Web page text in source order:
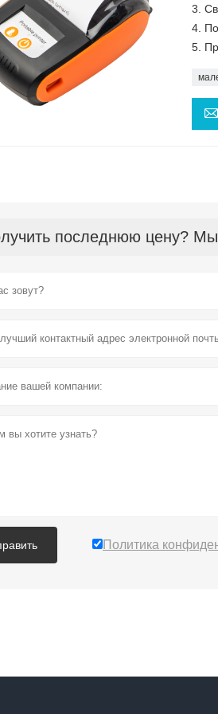
3.
4.
5.

последнюю цену? Мы
Политика